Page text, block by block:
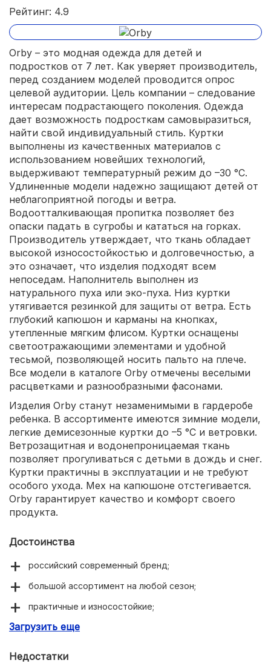
карманы с молнией.
Рейтинг: 4.9
Orby – это модная одежда для детей и
подростков от 7 лет. Как уверяет производитель,
перед созданием моделей проводится опрос
целевой аудитории. Цель компании – следование
интересам подрастающего поколения. Одежда
дает возможность подросткам самовыразиться,
найти свой индивидуальный стиль. Куртки
выполнены из качественных материалов с
использованием новейших технологий,
выдерживают температурный режим до –30 °C.
Удлиненные модели надежно защищают детей от
неблагоприятной погоды и ветра.
Водоотталкивающая пропитка позволяет без
опаски падать в сугробы и кататься на горках.
Производитель утверждает, что ткань обладает
высокой износостойкостью и долговечностью, а
это означает, что изделия подходят всем
непоседам. Наполнитель выполнен из
натурального пуха или эко-пуха. Низ куртки
утягивается резинкой для защиты от ветра. Есть
глубокий капюшон и карманы на кнопках,
утепленные мягким флисом. Куртки оснащены
светоотражающими элементами и удобной
тесьмой, позволяющей носить пальто на плече.
Все модели в каталоге Orby отмечены веселыми
расцветками и разнообразными фасонами.
Изделия Orby станут незаменимыми в гардеробе
ребенка. В ассортименте имеются зимние модели,
легкие демисезонные куртки до –5 °C и ветровки.
Ветрозащитная и водонепроницаемая ткань
позволяет прогуливаться с детьми в дождь и снег.
Куртки практичны в эксплуатации и не требуют
особого ухода. Мех на капюшоне отстегивается.
Orby гарантирует качество и комфорт своего
продукта.
Достоинства
российский современный бренд;
большой ассортимент на любой сезон;
практичные и износостойкие;
защищают от холода, ветра, влаги;
Загрузить еще
Недостатки